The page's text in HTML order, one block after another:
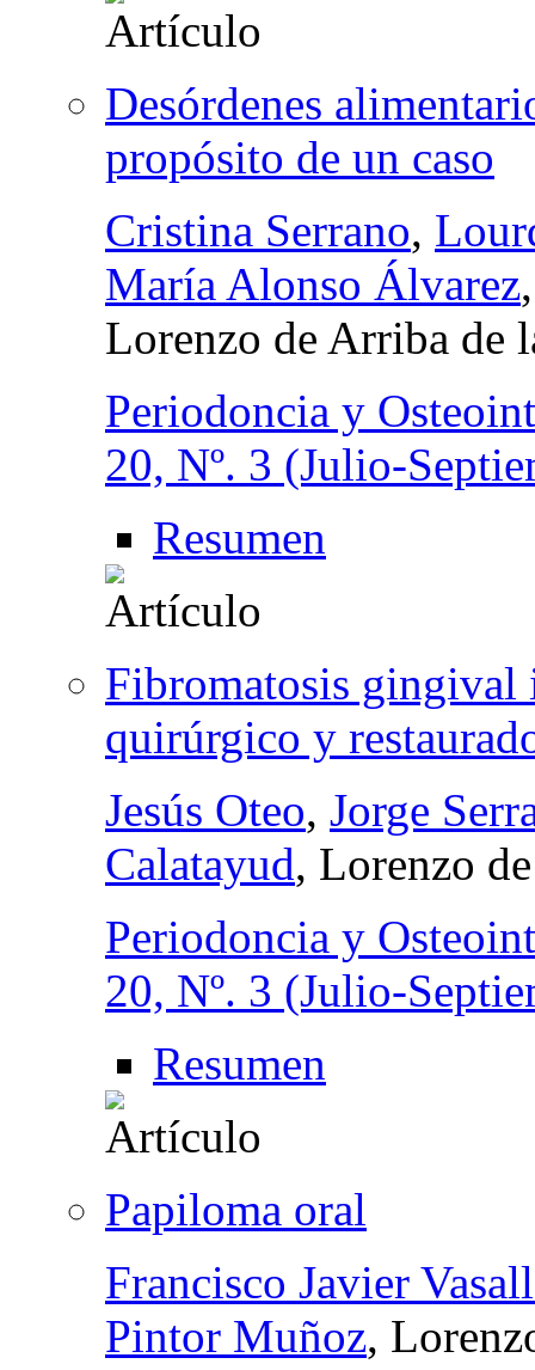
Desórdenes
propósito de un caso
Cristina Serrano,
María Alonso Álvarez
Lorenzo de Arriba de
Periodoncia y
20, Nº. 3 (Julio-
Resumen
Fibromatosis gingival
quirúrgico y
Jesús Oteo, Jorge
Calatayud, Lorenzo
Periodoncia y
20, Nº. 3 (Julio-
Resumen
Papiloma oral
Francisco Javier
Pintor Muñoz,